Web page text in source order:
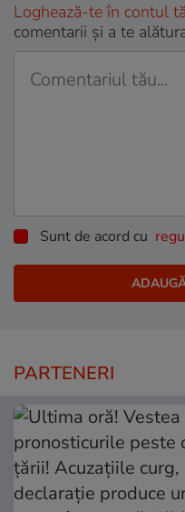
Loghează-te în contul
comentarii și a te
Sunt de acord cu
PARTENERI